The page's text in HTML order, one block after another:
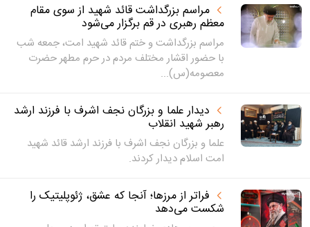
مراسم بزرگداشت قائد شهید از سوی مقام
معظم رهبری در قم برگزار می‌شود
مراسم بزرگداشت و ختم قائد شهید امت، جمعه شب
با حضور اقشار مختلف مردم در حرم مطهر حضرت
معصومه(س)...
دیدار علما و بزرگان نجف اشرف با فرزند ارشد
رهبر شهید انقلاب
علما و بزرگان نجف اشرف با فرزند ارشد قائد شهید
امت اسلام دیدار کردند.
فراتر از مرزها؛ آنجا که عشق، ژئوپلیتیک را
شکست می‌دهد